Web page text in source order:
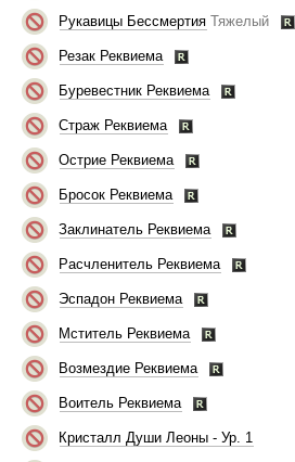
Рукавицы Бессмертия Тяжелый
Резак Реквиема
Буревестник Реквиема
Страж Реквиема
Острие Реквиема
Бросок Реквиема
Заклинатель Реквиема
Расчленитель Реквиема
Эспадон Реквиема
Мститель Реквиема
Возмездие Реквиема
Воитель Реквиема
Кристалл Души Леоны - Ур. 1